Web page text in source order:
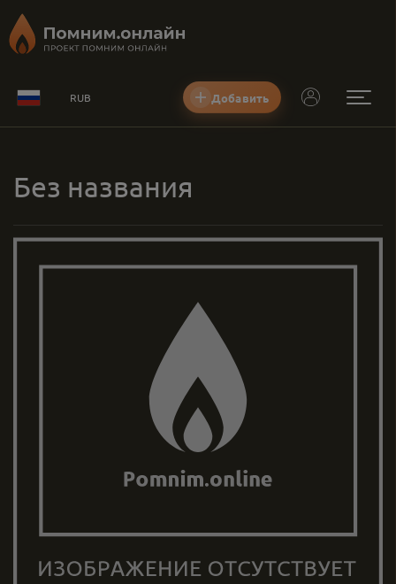
RUB Добавить
Без названия